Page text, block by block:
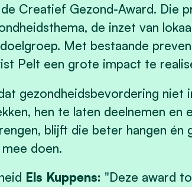
Creatief Gezond-Award. Die
de inzet van
Met bestaande
Pelt een grote impact te
gezondheidsbevordering niet
hen te laten deelnemen en
blijft die beter hangen én
doen.
Els Kuppens: "Deze award